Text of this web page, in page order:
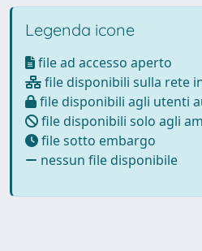
Legenda icone
file ad accesso aperto
file disponibili sulla rete
file disponibili agli utenti
file disponibili solo agli
file sotto embargo
nessun file disponibile